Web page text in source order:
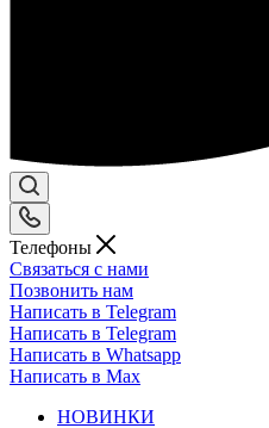
Телефоны
Связаться с нами
Позвонить нам
Написать в Telegram
Написать в Telegram
Написать в Whatsapp
Написать в Max
НОВИНКИ